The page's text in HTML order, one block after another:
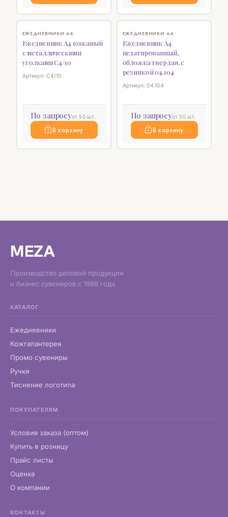
ЕЖЕДНЕВНИКИ А4
Ежедневник А4 кожаный
с металлическими
уголками C4/10
Артикул: C4/10
По запросуот 50 шт.
В корзину
ЕЖЕДНЕВНИКИ А4
Ежедневник А4
недатированный,
обложка твердая, с
резинкой 04.104
Артикул: 04.104
По запросуот 50 шт.
В корзину
MEZA
Производство деловой продукции
и бизнес сувениров с 1998 года.
КАТАЛОГ
Ежедневники
Кожгалантерея
Промо сувениры
Ручки
Тиснение логотипа
ПОКУПАТЕЛЯМ
Условия заказа (оптом)
Купить в розницу
Прайс листы
Оценка
О компании
КОНТАКТЫ